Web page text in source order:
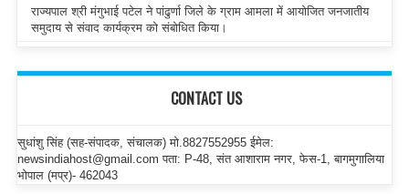
राज्यपाल श्री मंगुभाई पटेल ने पांढुर्णा जिले के ग्राम आमला में आयोजित जनजातीय
समुदाय से संवाद कार्यक्रम को संबोधित किया।
CONTACT US
सुधांशु सिंह (सह-संपादक, संचालक) मो.8827552955 ईमेल:
newsindiahost@gmail.com पता: P-48, संत आशाराम नगर, फेस-1, बागमुगालिया
भोपाल (मप्र)- 462043